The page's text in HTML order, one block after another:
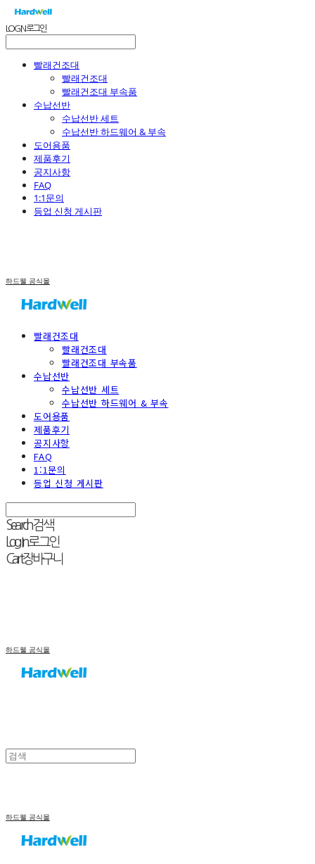
LOG IN로그인
빨래건조대
빨래건조대
빨래건조대 부속품
수납선반
수납선반 세트
수납선반 하드웨어 & 부속
도어용품
제품후기
공지사항
FAQ
1:1문의
등업 신청 게시판
하드웰 공식몰
빨래건조대
빨래건조대
빨래건조대 부속품
수납선반
수납선반 세트
수납선반 하드웨어 & 부속
도어용품
제품후기
공지사항
FAQ
1:1문의
등업 신청 게시판
Search검색
Log In로그인
Cart장바구니
하드웰 공식몰
하드웰 공식몰